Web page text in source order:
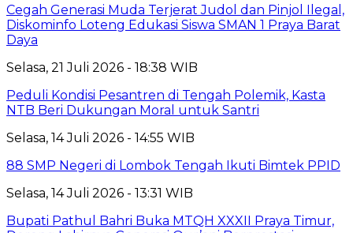
Cegah Generasi Muda Terjerat Judol dan Pinjol Ilegal,
Diskominfo Loteng Edukasi Siswa SMAN 1 Praya Barat
Daya
Selasa, 21 Juli 2026 - 18:38 WIB
Peduli Kondisi Pesantren di Tengah Polemik, Kasta
NTB Beri Dukungan Moral untuk Santri
Selasa, 14 Juli 2026 - 14:55 WIB
88 SMP Negeri di Lombok Tengah Ikuti Bimtek PPID
Selasa, 14 Juli 2026 - 13:31 WIB
Bupati Pathul Bahri Buka MTQH XXXII Praya Timur,